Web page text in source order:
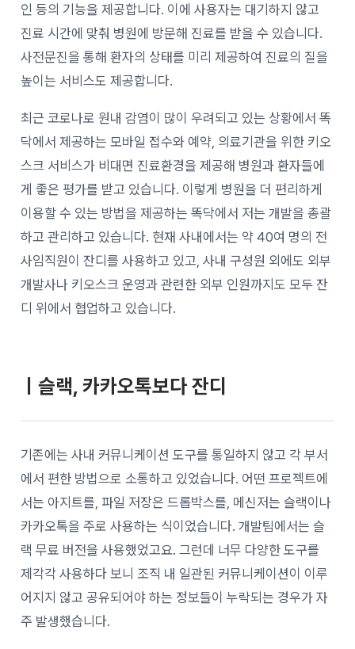
인 등의 기능을 제공합니다. 이에 사용자는 대기하지 않고
진료 시간에 맞춰 병원에 방문해 진료를 받을 수 있습니다.
사전문진을 통해 환자의 상태를 미리 제공하여 진료의 질을
높이는 서비스도 제공합니다.
최근 코로나로 원내 감염이 많이 우려되고 있는 상황에서 똑
닥에서 제공하는 모바일 접수와 예약, 의료기관을 위한 키오
스크 서비스가 비대면 진료환경을 제공해 병원과 환자들에
게 좋은 평가를 받고 있습니다. 이렇게 병원을 더 편리하게
이용할 수 있는 방법을 제공하는 똑닥에서 저는 개발을 총괄
하고 관리하고 있습니다. 현재 사내에서는 약 40여 명의 전
사임직원이 잔디를 사용하고 있고, 사내 구성원 외에도 외부
개발사나 키오스크 운영과 관련한 외부 인원까지도 모두 잔
디 위에서 협업하고 있습니다.
ㅣ슬랙, 카카오톡보다 잔디
기존에는 사내 커뮤니케이션 도구를 통일하지 않고 각 부서
에서 편한 방법으로 소통하고 있었습니다. 어떤 프로젝트에
서는 아지트를, 파일 저장은 드롭박스를, 메신저는 슬랙이나
카카오톡을 주로 사용하는 식이었습니다. 개발팀에서는 슬
랙 무료 버전을 사용했었고요. 그런데 너무 다양한 도구를
제각각 사용하다 보니 조직 내 일관된 커뮤니케이션이 이루
어지지 않고 공유되어야 하는 정보들이 누락되는 경우가 자
주 발생했습니다.